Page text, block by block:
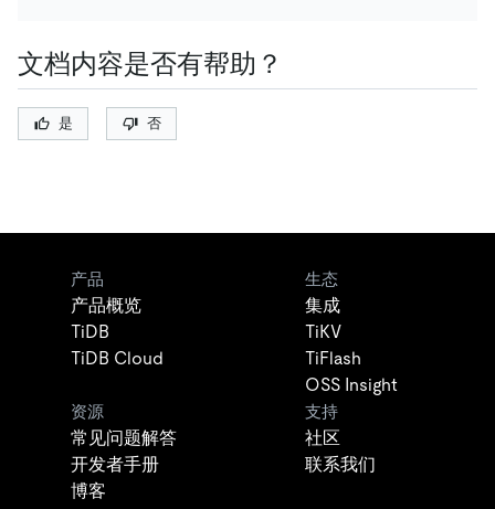
文档内容是否有帮助？
是 否
产品
产品概览
TiDB
TiDB Cloud
生态
集成
TiKV
TiFlash
OSS Insight
资源
常见问题解答
开发者手册
博客
支持
社区
联系我们